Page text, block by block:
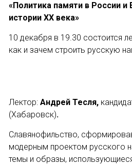
«Политика памяти в России
истории ХХ века»
10 декабря в 19.30 состоится
как и зачем строить русскую
Лектор: Андрей Тесля,
(Хабаровск).
Славянофильство,
модерным проектом русского
темы и образы,